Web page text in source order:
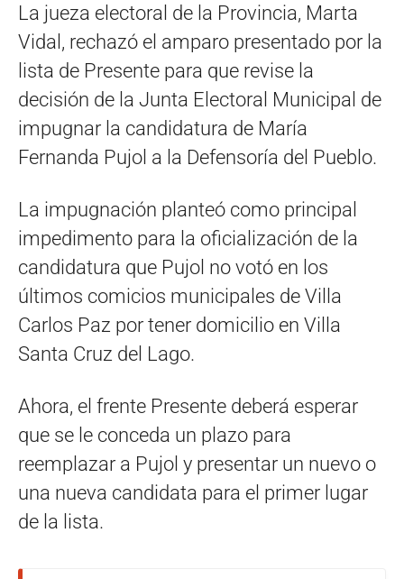
La jueza electoral de la Provincia, Marta
Vidal, rechazó el amparo presentado por la
lista de Presente para que revise la
decisión de la Junta Electoral Municipal de
impugnar la candidatura de María
Fernanda Pujol a la Defensoría del Pueblo.
La impugnación planteó como principal
impedimento para la oficialización de la
candidatura que Pujol no votó en los
últimos comicios municipales de Villa
Carlos Paz por tener domicilio en Villa
Santa Cruz del Lago.
Ahora, el frente Presente deberá esperar
que se le conceda un plazo para
reemplazar a Pujol y presentar un nuevo o
una nueva candidata para el primer lugar
de la lista.